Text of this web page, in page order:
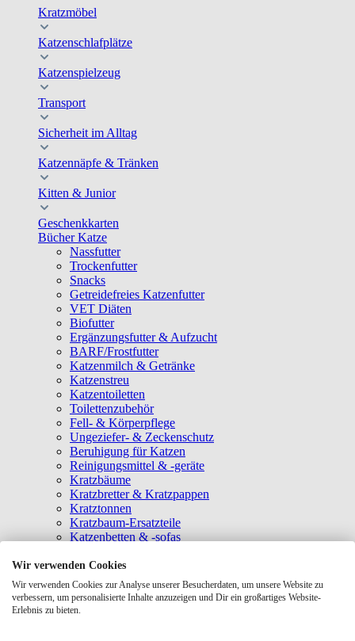
Kratzmöbel
Katzenschlafplätze
Katzenspielzeug
Transport
Sicherheit im Alltag
Katzennäpfe & Tränken
Kitten & Junior
Geschenkkarten
Bücher Katze
Nassfutter
Trockenfutter
Snacks
Getreidefreies Katzenfutter
VET Diäten
Biofutter
Ergänzungsfutter & Aufzucht
BARF/Frostfutter
Katzenmilch & Getränke
Katzenstreu
Katzentoiletten
Toilettenzubehör
Fell- & Körperpflege
Ungeziefer- & Zeckenschutz
Beruhigung für Katzen
Reinigungsmittel & -geräte
Kratzbäume
Kratzbretter & Kratzpappen
Kratztonnen
Kratzbaum-Ersatzteile
Katzenbetten & -sofas
Katzenhäuser
Hängematten & Fensterliegeplätze
Katzendecken & -matten
Baldrian- & Catnipspielzeug
Wir verwenden Cookies
Wir verwenden Cookies zur Analyse unserer Besucherdaten, um unsere Website zu
verbessern, um personalisierte Inhalte anzuzeigen und Dir ein großartiges Website-
Erlebnis zu bieten.